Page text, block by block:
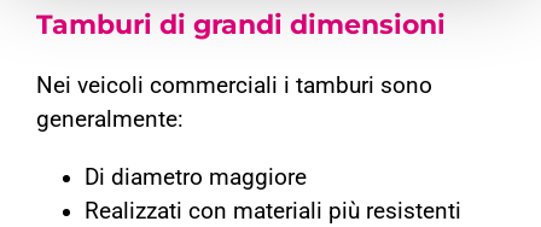
Tamburi di grandi dimensioni
Nei veicoli commerciali i tamburi sono
generalmente:
Di diametro maggiore
Realizzati con materiali più resistenti